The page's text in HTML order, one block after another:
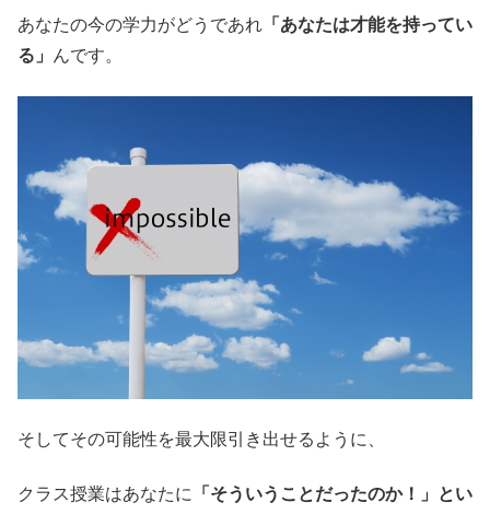
あなたの今の学力がどうであれ 「あなたは才能を持ってい
る」
んです。
そしてその可能性を最大限引き出せるように、
クラス授業はあなたに 「そういうことだったのか！」とい